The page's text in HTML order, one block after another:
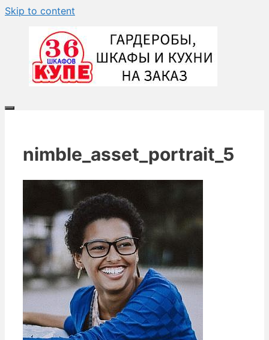
Skip to content
nimble_asset_portrait_5